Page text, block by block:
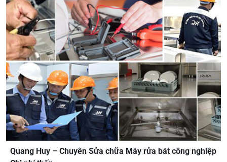
Quang Huy – Chuyên Sửa chữa Máy rửa bát công nghiệp